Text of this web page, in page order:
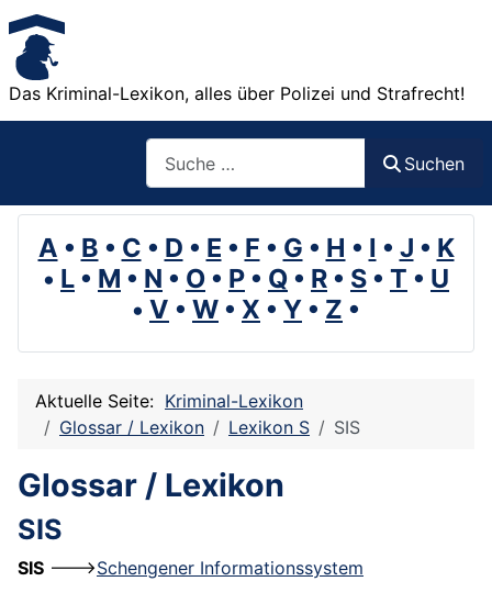
Das Kriminal-Lexikon, alles über Polizei und Strafrecht!
Suchen
A • B • C • D • E • F • G • H • I • J • K
• L • M • N • O • P • Q • R • S • T • U
• V • W • X • Y • Z •
Aktuelle Seite: Kriminal-Lexikon
Glossar / Lexikon
Lexikon S SIS
Glossar / Lexikon
SIS
SIS --->Schengener Informationssystem